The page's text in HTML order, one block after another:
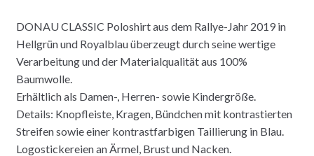
DONAU CLASSIC Poloshirt aus dem Rallye-Jahr 2019 in
Hellgrün und Royalblau überzeugt durch seine wertige
Verarbeitung und der Materialqualität aus 100%
Baumwolle.
Erhältlich als Damen-, Herren- sowie Kindergröße.
Details: Knopfleiste, Kragen, Bündchen mit kontrastierten
Streifen sowie einer kontrastfarbigen Taillierung in Blau.
Logostickereien an Ärmel, Brust und Nacken.